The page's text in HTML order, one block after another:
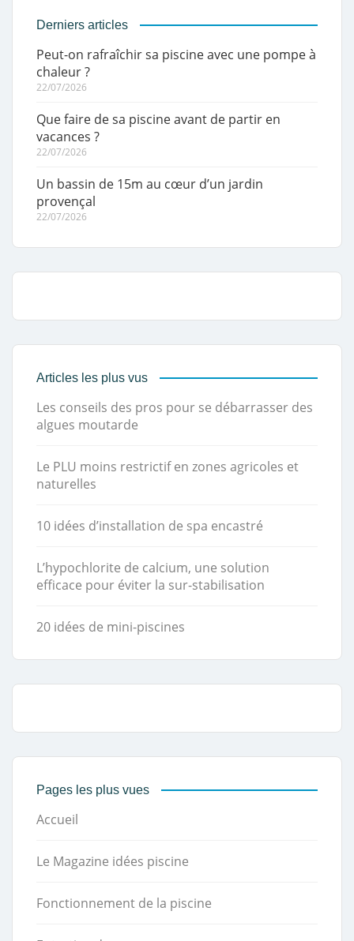
Derniers articles
Peut-on rafraîchir sa piscine avec une pompe à
chaleur ?
22/07/2026
Que faire de sa piscine avant de partir en
vacances ?
22/07/2026
Un bassin de 15m au cœur d’un jardin
provençal
22/07/2026
Articles les plus vus
Les conseils des pros pour se débarrasser des
algues moutarde
Le PLU moins restrictif en zones agricoles et
naturelles
10 idées d’installation de spa encastré
L’hypochlorite de calcium, une solution
efficace pour éviter la sur-stabilisation
20 idées de mini-piscines
Pages les plus vues
Accueil
Le Magazine idées piscine
Fonctionnement de la piscine